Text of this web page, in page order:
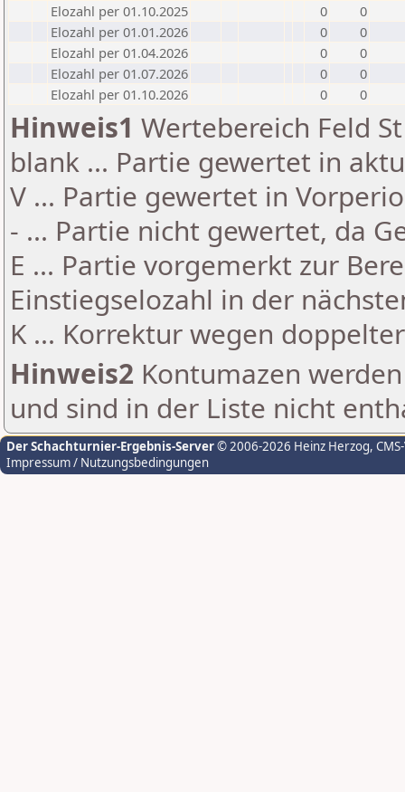
Elozahl per 01.10.2025
0
0
Elozahl per 01.01.2026
0
0
Elozahl per 01.04.2026
0
0
Elozahl per 01.07.2026
0
0
Elozahl per 01.10.2026
0 0
Hinweis1 Wertebereich Feld
blank ... Partie gewertet in
V ... Partie gewertet in
- ... Partie nicht gewertet, da
E ... Partie vorgemerkt zur
Einstiegselozahl in der
K ... Korrektur wegen
Hinweis2 Kontumazen
und sind in der Liste nicht
Der Schachturnier-Ergebnis-Server© 2006-2026 Heinz Herzog,
Impressum / Nutzungsbedingungen